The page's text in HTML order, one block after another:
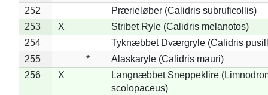
252
Prærieløber (Calidris subruficollis)
253
X
Stribet Ryle (Calidris melanotos)
254
Tyknæbbet Dværgryle (Calidris
255
*
Alaskaryle (Calidris mauri)
256
X
Langnæbbet Sneppeklire
scolopaceus)